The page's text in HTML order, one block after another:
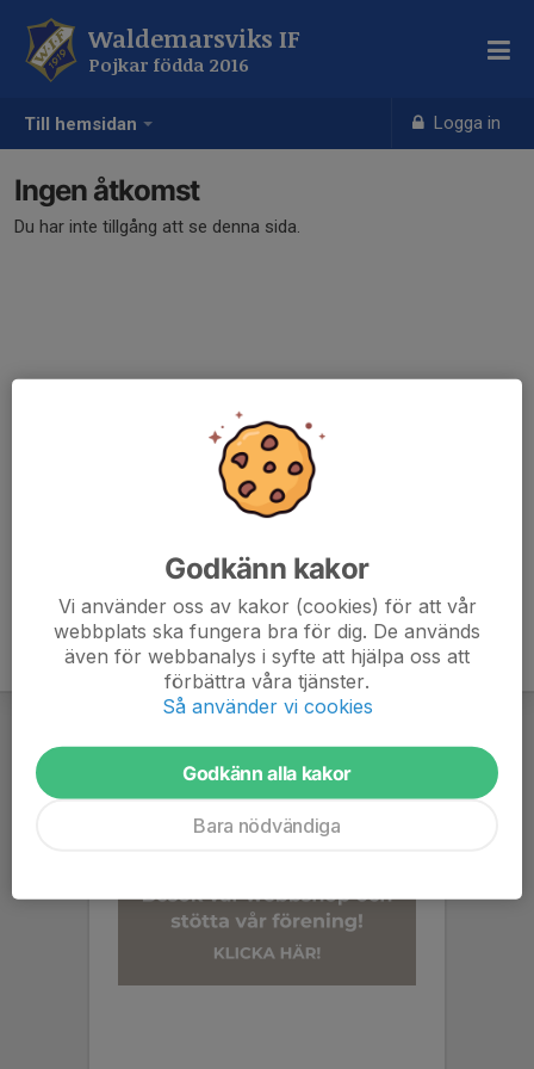
Till hemsidan Logga in
Waldemarsviks IF
Pojkar födda 2016
Ingen åtkomst
Du har inte tillgång att se denna sida.
Godkänn kakor
Vi använder oss av kakor (cookies) för att vår
webbplats ska fungera bra för dig. De används
även för webbanalys i syfte att hjälpa oss att
förbättra våra tjänster.
Så använder vi cookies
Godkänn alla kakor
Bara nödvändiga